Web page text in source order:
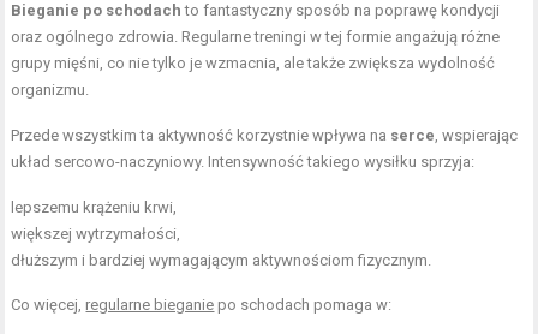
Bieganie po schodach to fantastyczny sposób na poprawę kondycji
oraz ogólnego zdrowia. Regularne treningi w tej formie angażują różne
grupy mięśni, co nie tylko je wzmacnia, ale także zwiększa wydolność
organizmu.
Przede wszystkim ta aktywność korzystnie wpływa na serce, wspierając
układ sercowo-naczyniowy. Intensywność takiego wysiłku sprzyja:
lepszemu krążeniu krwi,
większej wytrzymałości,
dłuższym i bardziej wymagającym aktywnościom fizycznym.
Co więcej, regularne bieganie po schodach pomaga w: